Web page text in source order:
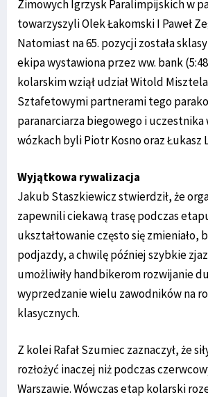
Zimowych Igrzysk Paralimpijskich w
towarzyszyli Olek Łakomski I Paweł
Natomiast na 65. pozycji została
ekipa wystawiona przez ww. bank
kolarskim wziął udział Witold
Sztafetowymi partnerami tego
paranarciarza biegowego i uczestnika
wózkach byli Piotr Kosno oraz Łukasz
Wyjątkowa rywalizacja
Jakub Staszkiewicz stwierdził, że
zapewnili ciekawą trasę podczas
ukształtowanie często się zmieniało,
podjazdy, a chwilę później szybkie
umożliwiły handbikerom rozwijanie
wyprzedzanie wielu zawodników na
klasycznych.
Z kolei Rafał Szumiec zaznaczył, że
rozłożyć inaczej niż podczas
Warszawie. Wówczas etap kolarski